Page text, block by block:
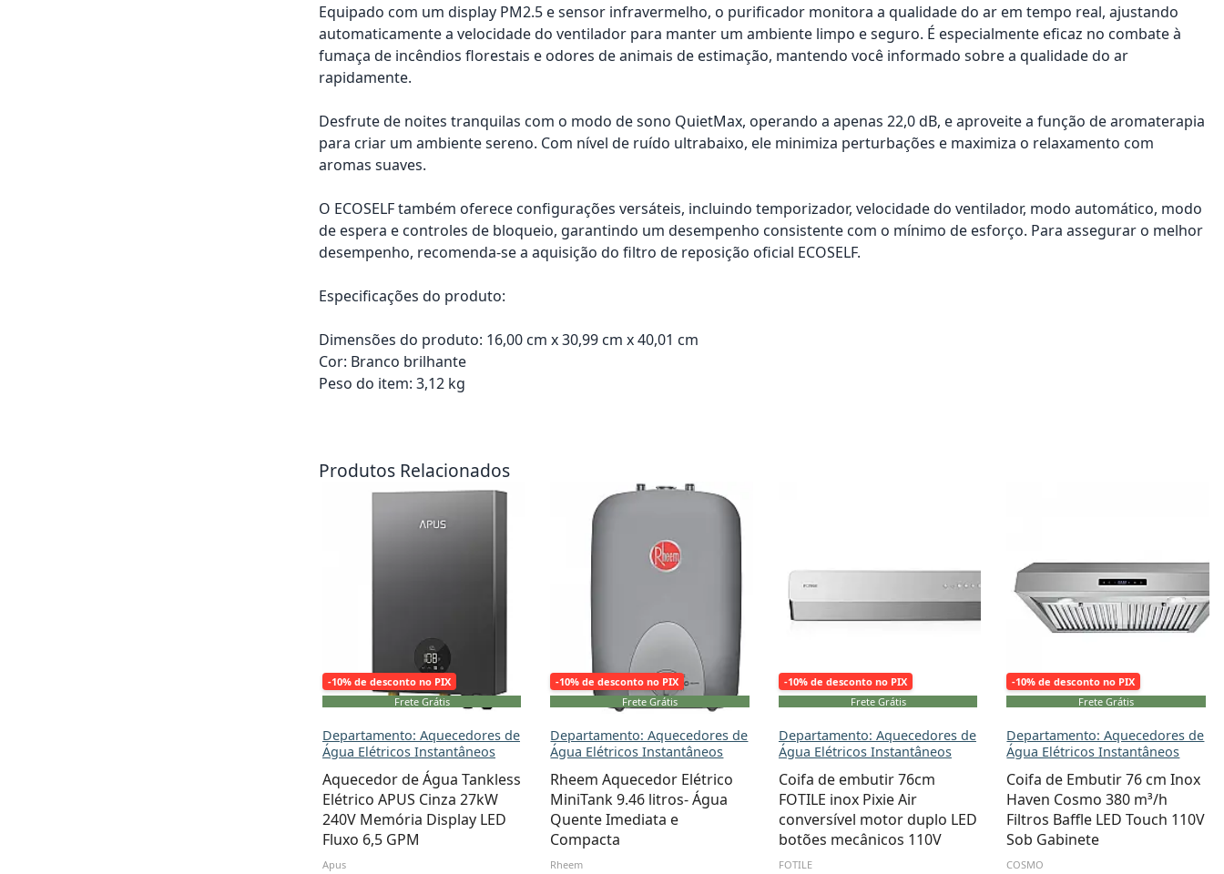
Equipado com um display PM2.5 e sensor infravermelho, o purificador monitora a qualidade do ar em tempo real, ajustando
automaticamente a velocidade do ventilador para manter um ambiente limpo e seguro. É especialmente eficaz no combate à
fumaça de incêndios florestais e odores de animais de estimação, mantendo você informado sobre a qualidade do ar
rapidamente.
Desfrute de noites tranquilas com o modo de sono QuietMax, operando a apenas 22,0 dB, e aproveite a função de aromaterapia
para criar um ambiente sereno. Com nível de ruído ultrabaixo, ele minimiza perturbações e maximiza o relaxamento com
aromas suaves.
O ECOSELF também oferece configurações versáteis, incluindo temporizador, velocidade do ventilador, modo automático, modo
de espera e controles de bloqueio, garantindo um desempenho consistente com o mínimo de esforço. Para assegurar o melhor
desempenho, recomenda-se a aquisição do filtro de reposição oficial ECOSELF.
Especificações do produto:
Dimensões do produto: 16,00 cm x 30,99 cm x 40,01 cm
Cor: Branco brilhante
Peso do item: 3,12 kg
Produtos Relacionados
-10% de desconto no PIX
Frete Grátis
Departamento: Aquecedores de
Água Elétricos Instantâneos
Aquecedor de Água Tankless
Elétrico APUS Cinza 27kW
240V Memória Display LED
Fluxo 6,5 GPM
Adicionar ao carrinho
Apus
-10% de desconto no PIX
Frete Grátis
Departamento: Aquecedores de
Água Elétricos Instantâneos
Rheem Aquecedor Elétrico
MiniTank 9.46 litros- Água
Quente Imediata e
Compacta
Rheem
-10% de desconto no PIX
Frete Grátis
Departamento: Aquecedores de
Água Elétricos Instantâneos
Coifa de embutir 76cm
FOTILE inox Pixie Air
conversível motor duplo LED
botões mecânicos 110V
FOTILE
-10% de desconto no PIX
Frete Grátis
Departamento: Aquecedores de
Água Elétricos Instantâneos
Coifa de Embutir 76 cm Inox
Haven Cosmo 380 m³/h
Filtros Baffle LED Touch 110V
Sob Gabinete
COSMO